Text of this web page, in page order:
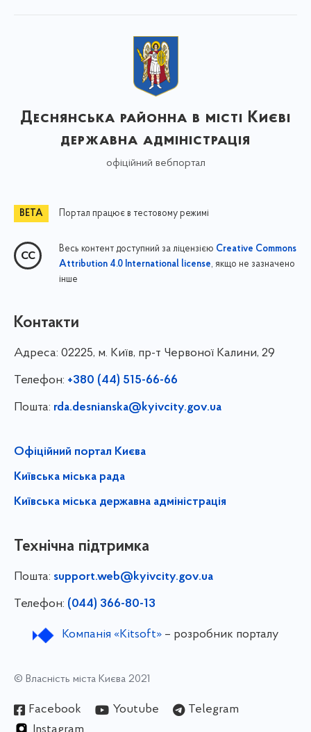
Деснянська районна в місті Києві
державна адміністрація
офіційний вебпортал
Портал працює в тестовому режимі
Весь контент доступний за ліцензією Creative Commons
Attribution 4.0 International license, якщо не зазначено
інше
Контакти
Адреса: 02225, м. Київ, пр-т Червоної Калини, 29
Телефон: +380 (44) 515-66-66
Пошта: rda.desnianska@kyivcity.gov.ua
Офіційний портал Києва
Київська міська рада
Київська міська державна адміністрація
Технічна підтримка
Пошта: support.web@kyivcity.gov.ua
Телефон: (044) 366-80-13
Компанія «Kitsoft»– розробник порталу
© Власність міста Києва 2021
Facebook Youtube
Telegram
Instagram